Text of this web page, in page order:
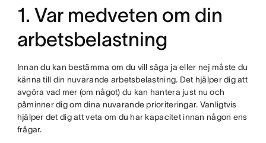
1. Var medveten om din
arbetsbelastning
Innan du kan bestämma om du vill säga ja eller nej måste du
känna till din nuvarande arbetsbelastning. Det hjälper dig att
avgöra vad mer (om något) du kan hantera just nu och
påminner dig om dina nuvarande prioriteringar. Vanligtvis
hjälper det dig att veta om du har kapacitet innan någon ens
frågar.